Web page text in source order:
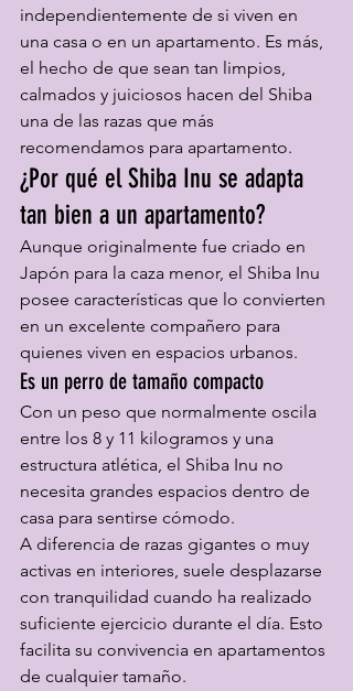
independientemente de si viven en
una casa o en un apartamento. Es más,
el hecho de que sean tan limpios,
calmados y juiciosos hacen del Shiba
una de las razas que más
recomendamos para apartamento.
¿Por qué el Shiba Inu se adapta
tan bien a un apartamento?
Aunque originalmente fue criado en
Japón para la caza menor, el Shiba Inu
posee características que lo convierten
en un excelente compañero para
quienes viven en espacios urbanos.
Es un perro de tamaño compacto
Con un peso que normalmente oscila
entre los 8 y 11 kilogramos y una
estructura atlética, el Shiba Inu no
necesita grandes espacios dentro de
casa para sentirse cómodo.
A diferencia de razas gigantes o muy
activas en interiores, suele desplazarse
con tranquilidad cuando ha realizado
suficiente ejercicio durante el día. Esto
facilita su convivencia en apartamentos
de cualquier tamaño.